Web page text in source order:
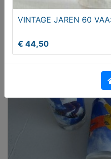
2x van der Graaf
VINTAGE JAREN 60
€ 44,50